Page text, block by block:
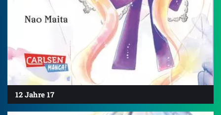
12 Jahre 17